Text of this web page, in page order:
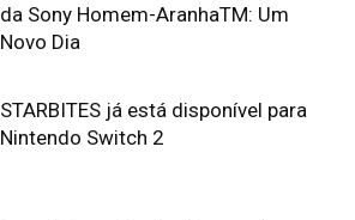
da Sony Homem-AranhaTM: Um
Novo Dia
STARBITES já está disponível para
Nintendo Switch 2